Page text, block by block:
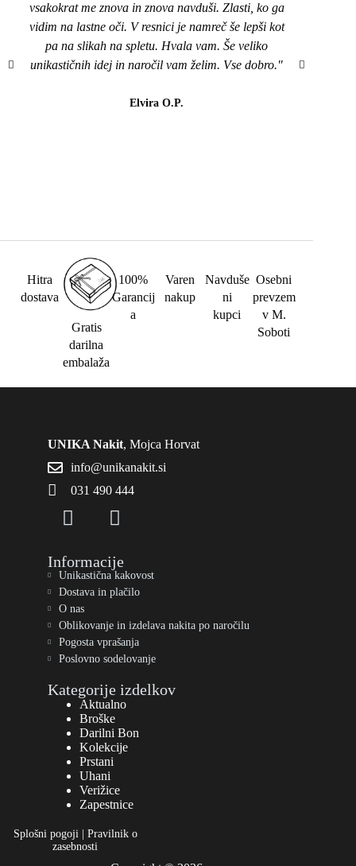
vsakokrat me znova in znova navduši. Zlasti, ko ga
vidim na lastne oči. V resnici je namreč še lepši kot
pa na slikah na spletu. Hvala vam. Še veliko
unikastičnih idej in naročil vam želim. Vse dobro."
Elvira O.P.
Hitra
dostava
Gratis
darilna
embalaža
100%
Garancij
a
Varen
nakup
Navduše
ni
kupci
Osebni
prevzem
v M.
Soboti
UNIKA Nakit, Mojca Horvat
info@unikanakit.si
031 490 444
Informacije
Unikastična kakovost
Dostava in plačilo
O nas
Oblikovanje in izdelava nakita po naročilu
Pogosta vprašanja
Poslovno sodelovanje
Kategorije izdelkov
Aktualno
Broške
Darilni Bon
Kolekcije
Prstani
Uhani
Verižice
Zapestnice
Splošni pogoji| Pravilnik o
zasebnosti